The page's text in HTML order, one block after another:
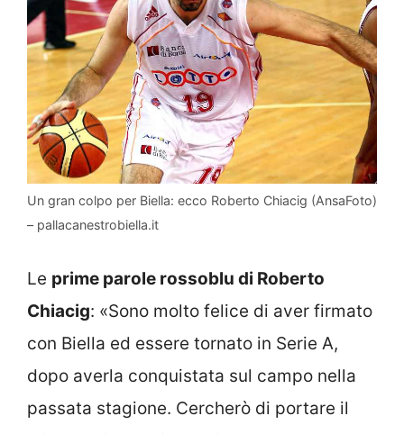
Un gran colpo per Biella: ecco Roberto Chiacig (AnsaFoto)
– pallacanestrobiella.it
Le prime parole rossoblu di Roberto
Chiacig: «Sono molto felice di aver firmato
con Biella ed essere tornato in Serie A,
dopo averla conquistata sul campo nella
passata stagione. Cercherò di portare il